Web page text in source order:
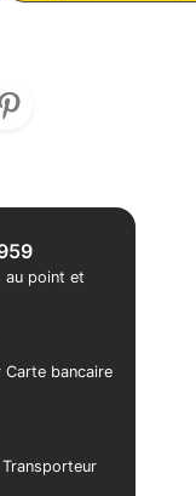
au point et
Carte bancaire